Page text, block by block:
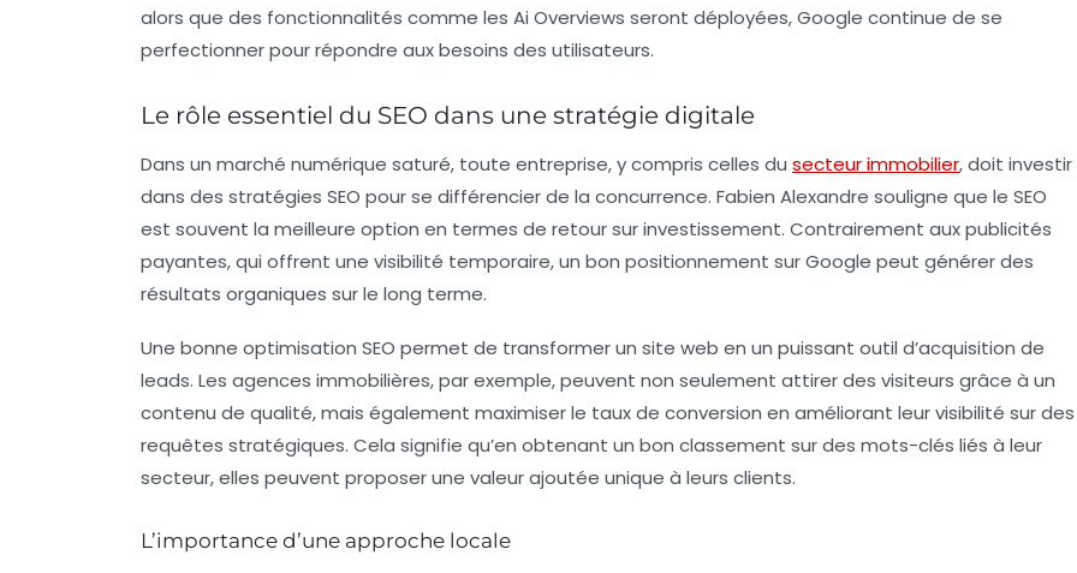
alors que des fonctionnalités comme les Ai Overviews seront déployées, Google continue de se
perfectionner pour répondre aux besoins des utilisateurs.
Le rôle essentiel du SEO dans une stratégie digitale
Dans un marché numérique saturé, toute entreprise, y compris celles du secteur immobilier, doit investir
dans des stratégies SEO pour se différencier de la concurrence. Fabien Alexandre souligne que le SEO
est souvent la meilleure option en termes de retour sur investissement. Contrairement aux publicités
payantes, qui offrent une visibilité temporaire, un bon positionnement sur Google peut générer des
résultats organiques sur le long terme.
Une bonne optimisation SEO permet de transformer un site web en un puissant outil d’acquisition de
leads. Les agences immobilières, par exemple, peuvent non seulement attirer des visiteurs grâce à un
contenu de qualité, mais également maximiser le taux de conversion en améliorant leur visibilité sur des
requêtes stratégiques. Cela signifie qu’en obtenant un bon classement sur des mots-clés liés à leur
secteur, elles peuvent proposer une valeur ajoutée unique à leurs clients.
L’importance d’une approche locale